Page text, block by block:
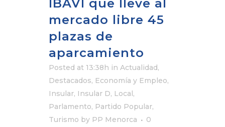
IBAVI que lleve al
mercado libre 45
plazas de
aparcamiento
Posted at 13:38h in Actualidad,
Destacados, Economía y Empleo,
Insular, Insular D, Local,
Parlamento, Partido Popular,
Turismo by PP Menorca
0